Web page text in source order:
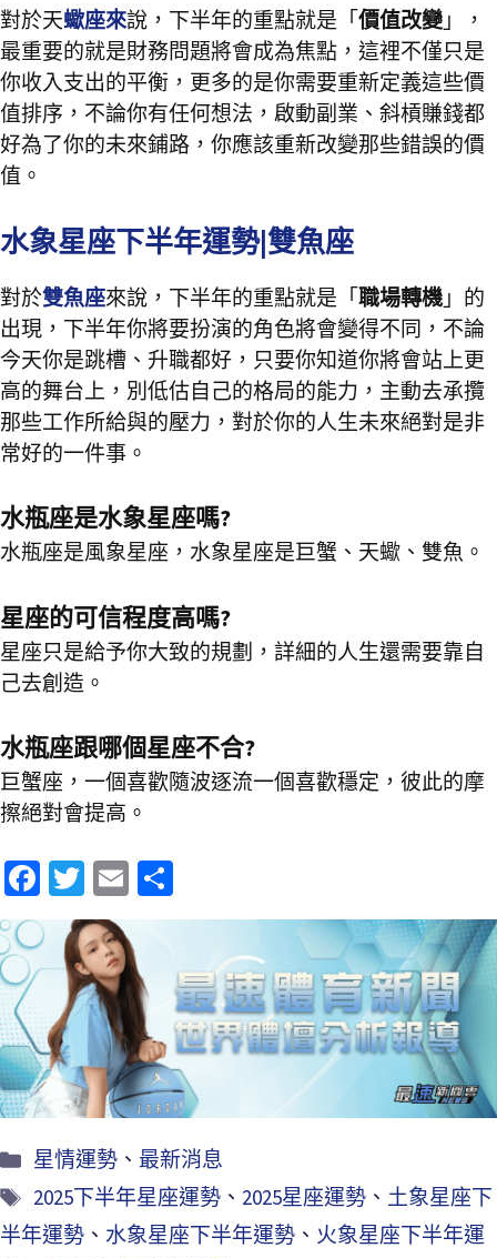
對於天蠍座來說，下半年的重點就是「價值改變」，
最重要的就是財務問題將會成為焦點，這裡不僅只是
你收入支出的平衡，更多的是你需要重新定義這些價
值排序，不論你有任何想法，啟動副業、斜槓賺錢都
好為了你的未來鋪路，你應該重新改變那些錯誤的價
值。
水象星座下半年運勢|雙魚座
對於雙魚座來說，下半年的重點就是「職場轉機 」的
出現，下半年你將要扮演的角色將會變得不同，不論
今天你是跳槽、升職都好，只要你知道你將會站上更
高的舞台上，別低估自己的格局的能力，主動去承攬
那些工作所給與的壓力，對於你的人生未來絕對是非
常好的一件事。
水瓶座是水象星座嗎?
水瓶座是風象星座，水象星座是巨蟹、天蠍、雙魚。
星座的可信程度高嗎?
星座只是給予你大致的規劃，詳細的人生還需要靠自
己去創造。
水瓶座跟哪個星座不合?
巨蟹座，一個喜歡隨波逐流一個喜歡穩定，彼此的摩
擦絕對會提高。
Fa
ce
b
o
o
k
T
wi
tt
er
E
m
ai
l
享
星情運勢 、最新消息
2025下半年星座運勢 、 2025星座運勢 、 土象星座下
半年運勢 、 水象星座下半年運勢 、 火象星座下半年運